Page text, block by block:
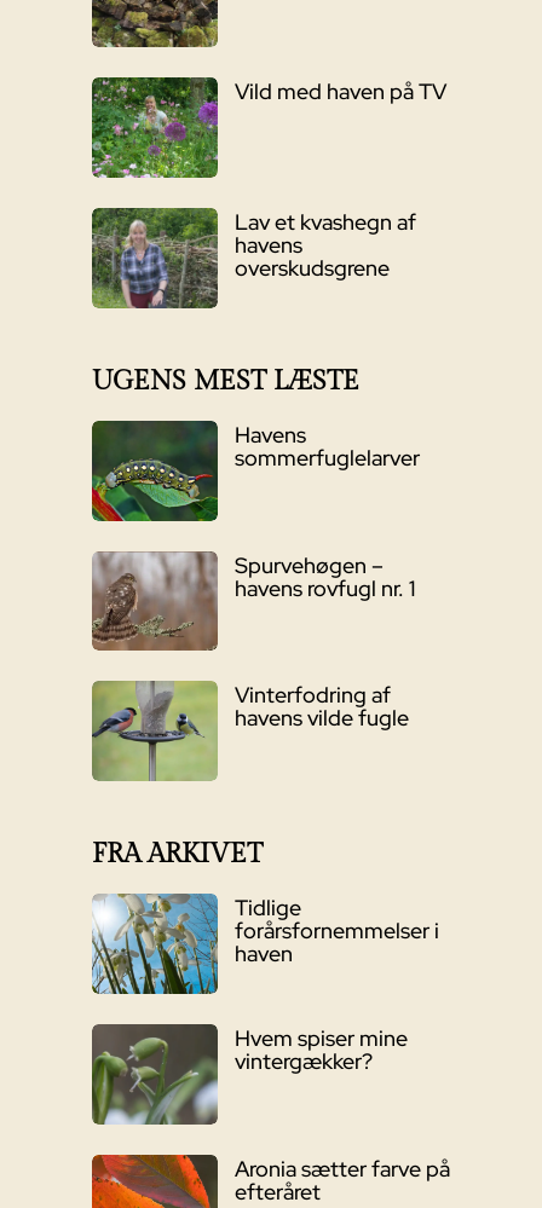
Vild med haven på TV
Lav et kvashegn af
havens
overskudsgrene
UGENS MEST LÆSTE
Havens
sommerfuglelarver
Spurvehøgen –
havens rovfugl nr. 1
Vinterfodring af
havens vilde fugle
FRA ARKIVET
Tidlige
forårsfornemmelser i
haven
Hvem spiser mine
vintergækker?
Aronia sætter farve på
efteråret